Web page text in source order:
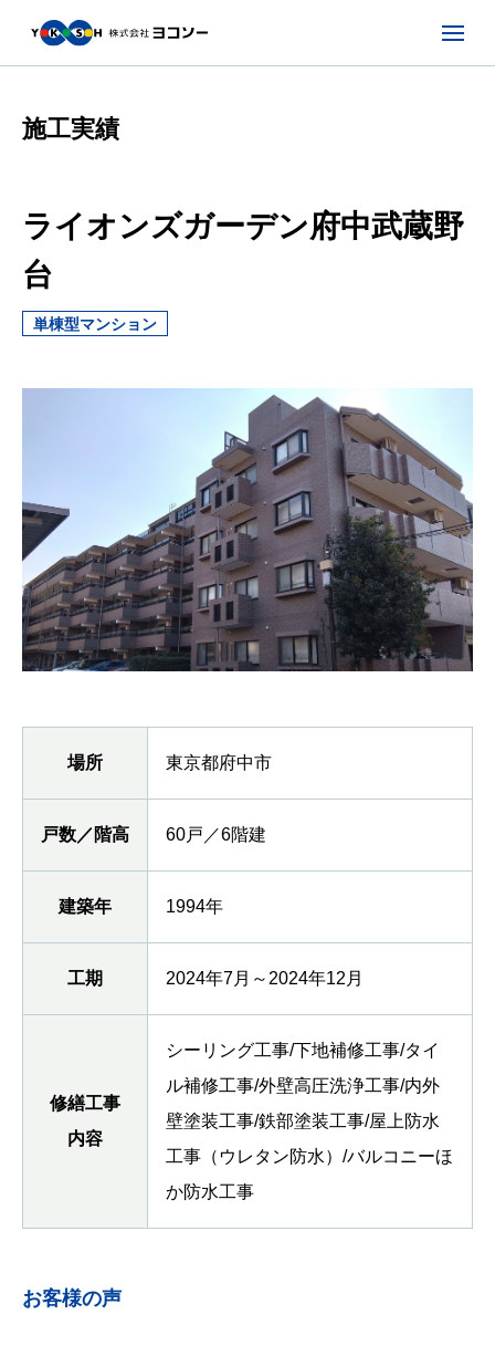
施工実績
ライオンズガーデン府中武蔵野
台
単棟型マンション
場所 東京都府中市
戸数／階高 60戸／6階建
建築年 1994年
工期 2024年7月～2024年12月
修繕工事
内容
シーリング工事/下地補修工事/タイ
ル補修工事/外壁高圧洗浄工事/内外
壁塗装工事/鉄部塗装工事/屋上防水
工事（ウレタン防水）/バルコニーほ
か防水工事
お客様の声